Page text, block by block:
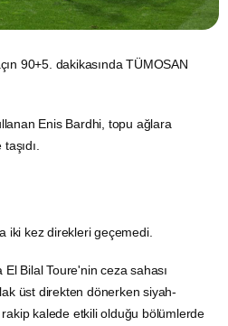
90+5. dakikasında TÜMOSAN
Enis Bardhi, topu ağlara
iki kez direkleri geçemedi.
El Bilal Toure'nin ceza sahası
üst direkten dönerken siyah-
kalede etkili olduğu bölümlerde